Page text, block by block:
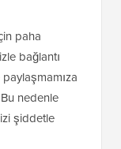
paha
bağlantı
nedenle
şiddetle